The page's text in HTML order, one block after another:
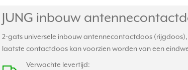
JUNG inbouw
2-gats universele inbouw antennecontactdoos
laatste contactdoos kan voorzien worden van een
Verwachte levertijd: